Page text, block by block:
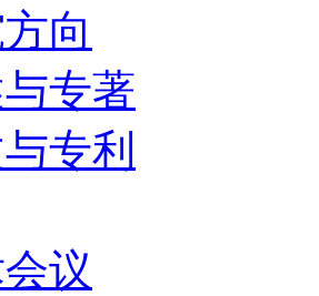
向
专著
专利
议